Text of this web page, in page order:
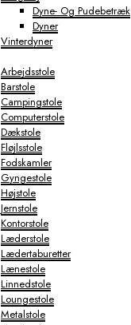
Dyne- Og Pudebetræk
Dyner
Vinterdyner
Arbejdsstole
Barstole
Campingstole
Computerstole
Dækstole
Fløjlsstole
Fodskamler
Gyngestole
Højstole
Jernstole
Kontorstole
Læderstole
Lædertaburetter
Lænestole
Linnedstole
Loungestole
Metalstole